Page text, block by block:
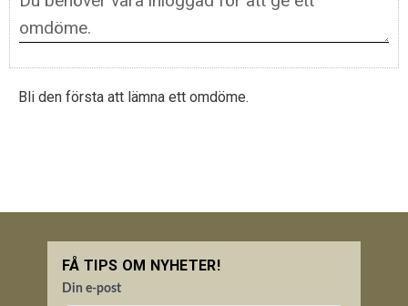
Bli den första att lämna ett omdöme.
FÅ TIPS OM NYHETER!
Din e-post